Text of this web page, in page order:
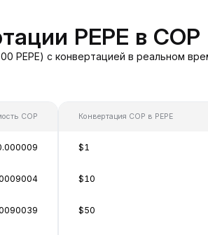
PEPE в COP
PEPE) с конвертацией в реальном
COP Конвертация COP в PEPE
$1
$10
$50